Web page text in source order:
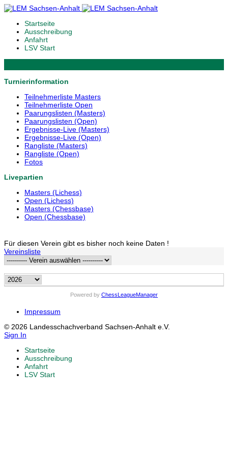
Startseite
Ausschreibung
Anfahrt
LSV Start
Turnierinformation
Teilnehmerliste Masters
Teilnehmerliste Open
Paarungslisten (Masters)
Paarungslisten (Open)
Ergebnisse-Live (Masters)
Ergebnisse-Live (Open)
Rangliste (Masters)
Rangliste (Open)
Fotos
Livepartien
Masters (Lichess)
Open (Lichess)
Masters (Chessbase)
Open (Chessbase)
Für diesen Verein gibt es bisher noch keine Daten !
Vereinsliste
Powered by ChessLeagueManager
Impressum
© 2026 Landesschachverband Sachsen-Anhalt e.V.
Sign In
Startseite
Ausschreibung
Anfahrt
LSV Start